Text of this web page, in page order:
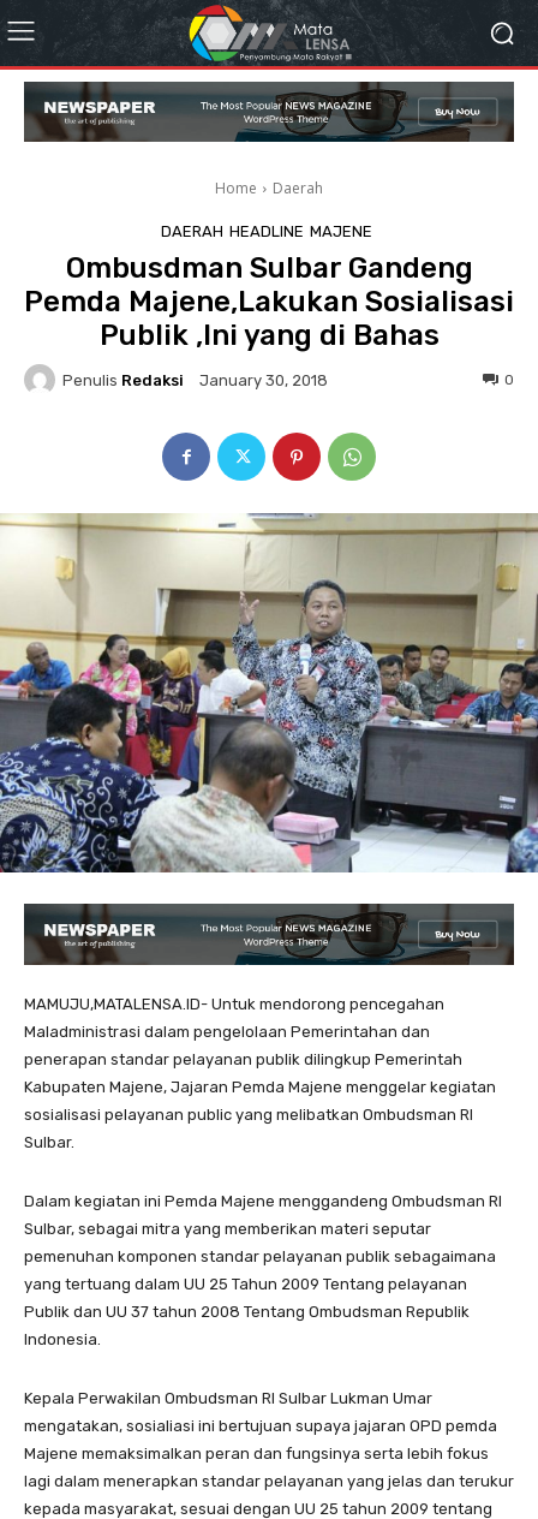
Home Daerah
DAERAH HEADLINE MAJENE
Ombusdman Sulbar Gandeng
Pemda Majene,Lakukan Sosialisasi
Publik ,Ini yang di Bahas
Penulis Redaksi January 30, 2018 0
MAMUJU,MATALENSA.ID- Untuk mendorong pencegahan
Maladministrasi dalam pengelolaan Pemerintahan dan
penerapan standar pelayanan publik dilingkup Pemerintah
Kabupaten Majene, Jajaran Pemda Majene menggelar kegiatan
sosialisasi pelayanan public yang melibatkan Ombudsman RI
Sulbar.
Dalam kegiatan ini Pemda Majene menggandeng Ombudsman RI
Sulbar, sebagai mitra yang memberikan materi seputar
pemenuhan komponen standar pelayanan publik sebagaimana
yang tertuang dalam UU 25 Tahun 2009 Tentang pelayanan
Publik dan UU 37 tahun 2008 Tentang Ombudsman Republik
Indonesia.
Kepala Perwakilan Ombudsman RI Sulbar Lukman Umar
mengatakan, sosialiasi ini bertujuan supaya jajaran OPD pemda
Majene memaksimalkan peran dan fungsinya serta lebih fokus
lagi dalam menerapkan standar pelayanan yang jelas dan terukur
kepada masyarakat, sesuai dengan UU 25 tahun 2009 tentang